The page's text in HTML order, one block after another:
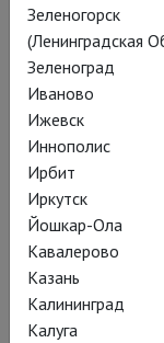
Откуда
Олимпе
он и
Мэтью
не
отец
Мэтью,
раннего
связан
Зеленогорск
(Ленинградская
Зеленоград
Иваново
Ижевск
Иннополис
Ирбит
Иркутск
Йошкар-Ола
Кавалерово
Казань
Калининград
Калуга